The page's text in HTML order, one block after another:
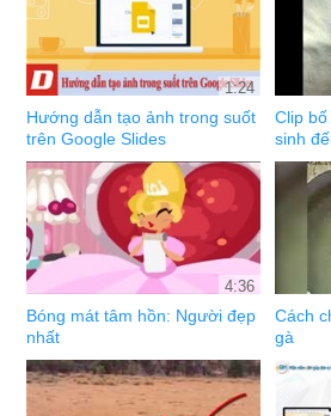
1:24
Hướng dẫn tạo ảnh trong suốt
trên Google Slides
Clip
sinh
4:36
Bóng mát tâm hồn: Người đẹp
nhất
Cách
gà